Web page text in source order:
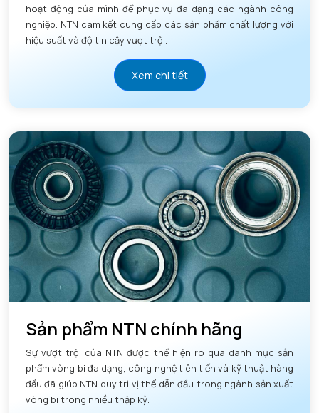
hoạt động của mình để phục vụ đa dạng các ngành công
nghiệp. NTN cam kết cung cấp các sản phẩm chất lượng với
hiệu suất và độ tin cậy vượt trội.
Xem chi tiết
Sản phẩm NTN chính hãng
Sự vượt trội của NTN được thể hiện rõ qua danh mục sản
phẩm vòng bi đa dạng, công nghệ tiên tiến và kỹ thuật hàng
đầu đã giúp NTN duy trì vị thế dẫn đầu trong ngành sản xuất
vòng bi trong nhiều thập kỷ.